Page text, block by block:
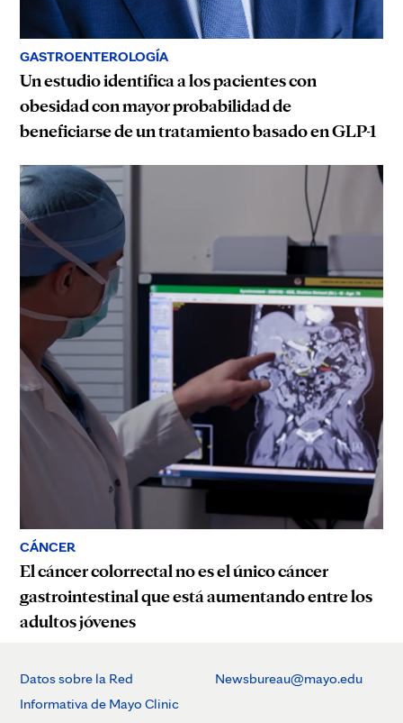
GASTROENTEROLOGÍA
Un estudio identifica a los pacientes con
obesidad con mayor probabilidad de
beneficiarse de un tratamiento basado en GLP-1
CÁNCER
El cáncer colorrectal no es el único cáncer
gastrointestinal que está aumentando entre los
adultos jóvenes
Datos sobre la Red
Informativa de Mayo Clinic
Newsbureau@mayo.edu